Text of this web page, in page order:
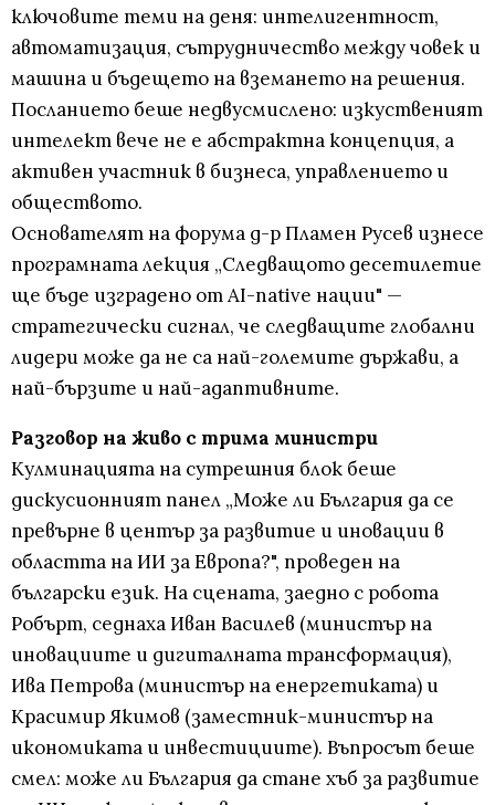
ключовите теми на деня: интелигентност,
автоматизация, сътрудничество между човек и
машина и бъдещето на вземането на решения.
Посланието беше недвусмислено: изкуственият
интелект вече не е абстрактна концепция, а
активен участник в бизнеса, управлението и
обществото.
Основателят на форума д-р Пламен Русев изнесе
програмната лекция „Следващото десетилетие
ще бъде изградено от AI-native нации" —
стратегически сигнал, че следващите глобални
лидери може да не са най-големите държави, а
най-бързите и най-адаптивните.
Разговор на живо с трима министри
Кулминацията на сутрешния блок беше
дискусионният панел „Може ли България да се
превърне в център за развитие и иновации в
областта на ИИ за Европа?", проведен на
български език. На сцената, заедно с робота
Робърт, седнаха Иван Василев (министър на
иновациите и дигиталната трансформация),
Ива Петрова (министър на енергетиката) и
Красимир Якимов (заместник-министър на
икономиката и инвестициите). Въпросът беше
смел: може ли България да стане хъб за развитие